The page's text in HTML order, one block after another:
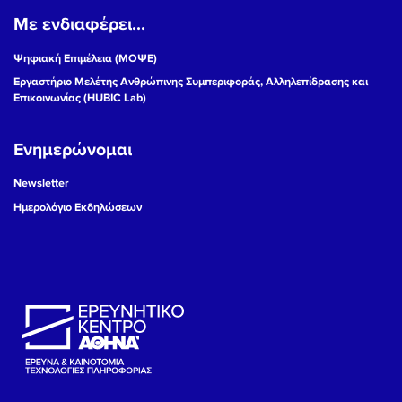
19
22
Με ενδιαφέρει...
Ψηφιακή Επιμέλεια (ΜΟΨΕ)
Εργαστήριο Μελέτης Ανθρώπινης Συμπεριφοράς, Αλληλεπίδρασης και
Επικοινωνίας (HUBIC Lab)
Ενημερώνομαι
Newsletter
Ημερολόγιο Εκδηλώσεων